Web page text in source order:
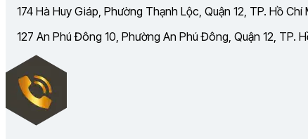
174 Hà Huy Giáp, Phường Thạnh Lộc, Quận 12, TP. Hồ
127 An Phú Đông 10, Phường An Phú Đông, Quận 12, TP.